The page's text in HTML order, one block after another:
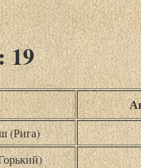
19
(Рига)